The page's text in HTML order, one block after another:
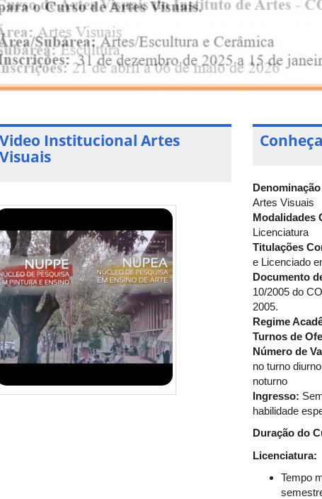
Video Institucional Artes
Visuais
Artes Visuais
Modalidades
Licenciatura
Titulações
e Licenciado
Documento
10/2005 do
2005.
Regime
Turnos de
Número de
no turno
noturno
Ingresso:
habilidade
Duração do
Licenciatura:
Tempo